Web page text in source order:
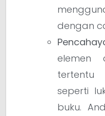
dengan
elemen
seperti
buku.